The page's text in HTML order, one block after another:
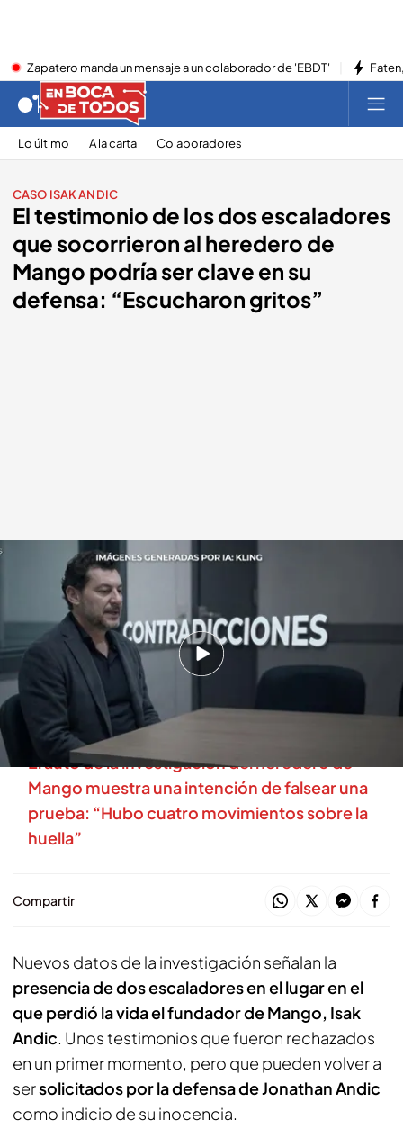
Zapatero manda un mensaje a un colaborador de 'EBDT'
Lo último A la carta Colaboradores
CASO ISAK ANDIC
El testimonio de los dos escaladores
que socorrieron al heredero de
Mango podría ser clave en su
defensa: “Escucharon gritos”
Imagen de Jonathan Andic creada por IA.cuatro.com
En boca de todos
21 MAY 2026 - 14:42h.
Los testigos aseguran que Jonathan estaba en
shock y que tuvieron que ayudarle a llegar al
parking
El auto de la investigación del heredero de
Mango muestra una intención de falsear una
prueba: “Hubo cuatro movimientos sobre la
huella”
Compartir
Nuevos datos de la investigación señalan la
presencia de dos escaladores en el lugar en el
que perdió la vida el fundador de Mango, Isak
Andic. Unos testimonios que fueron rechazados
en un primer momento, pero que pueden volver a
sersolicitados por la defensa de Jonathan Andic
como indicio de su inocencia.